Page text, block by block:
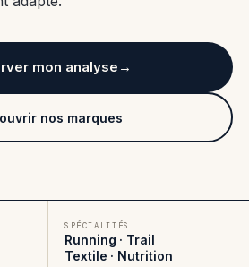
mon analyse
nos marques
SPÉCIALITÉS
Running · Trail
Textile · Nutrition